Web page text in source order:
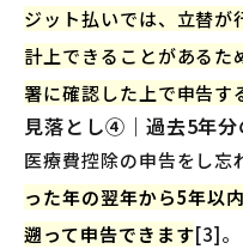
ジット払いでは、立替が
計上できることがある
署に確認した上で申告す
見落とし④｜過去5年
医療費控除の申告をし忘
った年の翌年から5年以
遡って申告できます[3]。